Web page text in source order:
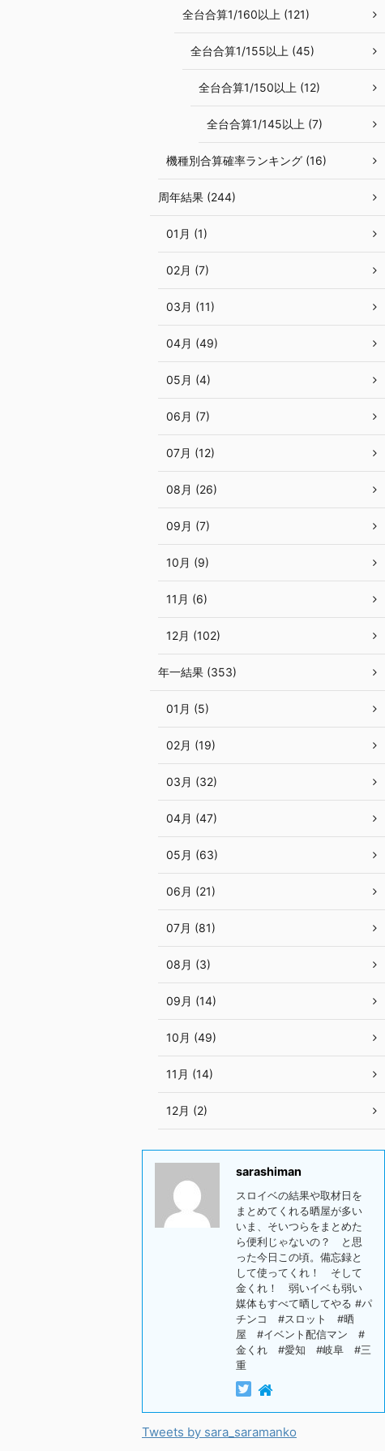
全台合算1/160以上 (121)
全台合算1/155以上 (45)
全台合算1/150以上 (12)
全台合算1/145以上 (7)
機種別合算確率ランキング (16)
周年結果 (244)
01月 (1)
02月 (7)
03月 (11)
04月 (49)
05月 (4)
06月 (7)
07月 (12)
08月 (26)
09月 (7)
10月 (9)
11月 (6)
12月 (102)
年一結果 (353)
01月 (5)
02月 (19)
03月 (32)
04月 (47)
05月 (63)
06月 (21)
07月 (81)
08月 (3)
09月 (14)
10月 (49)
11月 (14)
12月 (2)
sarashiman
スロイベの結果や取材日を
まとめてくれる晒屋が多い
いま、そいつらをまとめた
ら便利じゃないの？ と思
った今日この頃。備忘録と
して使ってくれ！ そして
金くれ！ 弱いイベも弱い
媒体もすべて晒してやる #パ
チンコ #スロット #晒
屋 #イベント配信マン #
金くれ #愛知 #岐阜 #三
重
Tweets by sara_saramanko